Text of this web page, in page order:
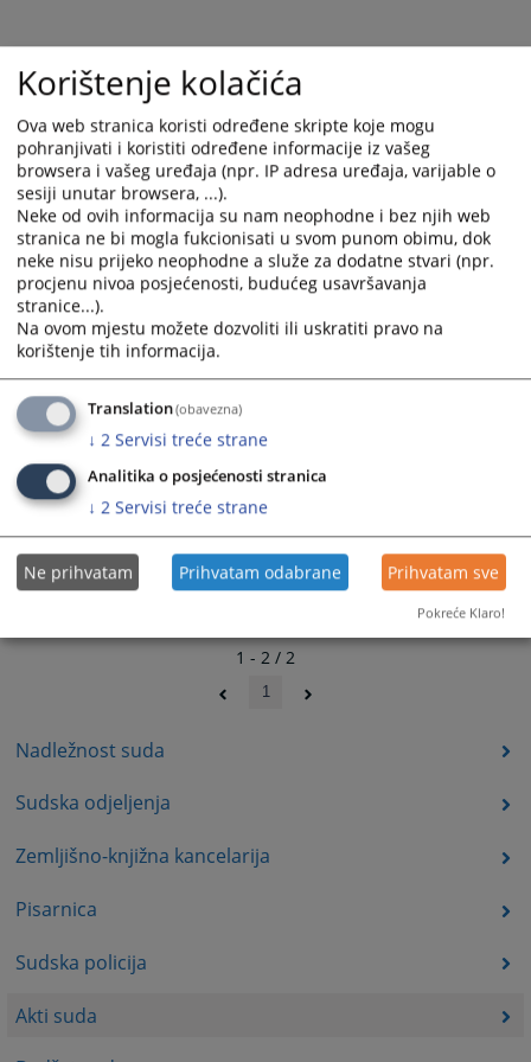
Nadležnost suda
Sudska odjeljenja
Zemljišno-knjižna kancelarija
Pisarnica
Sudska policija
Akti suda
a
date.
Press
the
question
mark
key
to
get
the
shortcuts
for
changing
dates.
a
the
question
mark
key
to
get
the
shortcuts
changing
1 - 2 / 2
1
Korištenje kolačića
Ova web stranica koristi određene skripte koje mogu
pohranjivati i koristiti određene informacije iz vašeg
browsera i vašeg uređaja (npr. IP adresa uređaja, varijable o
sesiji unutar browsera, ...).
Neke od ovih informacija su nam neophodne i bez njih web
stranica ne bi mogla fukcionisati u svom punom obimu, dok
neke nisu prijeko neophodne a služe za dodatne stvari (npr.
procjenu nivoa posjećenosti, budućeg usavršavanja
stranice...).
Na ovom mjestu možete dozvoliti ili uskratiti pravo na
korištenje tih informacija.
Translation(obavezna)
↓ 2 Servisi treće strane
Analitika o posjećenosti stranica
↓ 2 Servisi treće strane
Ne prihvatam Prihvatam odabrane Prihvatam sve
Pokreće Klaro!